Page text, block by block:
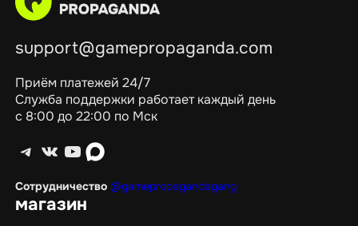
support@gamepropaganda.com
Приём платежей 24/7
Служба поддержки работает каждый день
с 8:00 до 22:00 по Мск
Telegram ВКонтакте YouTube max
Сотрудничество @gamepropagandagang
магазин